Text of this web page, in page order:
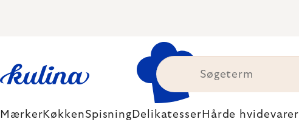
MærkerKøkkenSpisning Delikatesser Hårde hvidevarer